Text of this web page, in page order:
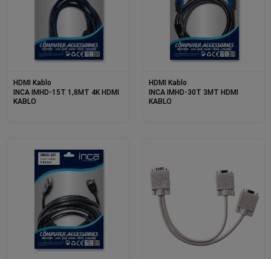
HDMI Kablo
INCA IMHD-15T 1,8MT 4K HDMI
KABLO
HDMI Kablo
INCA IMHD-30T 3MT HDMI
KABLO